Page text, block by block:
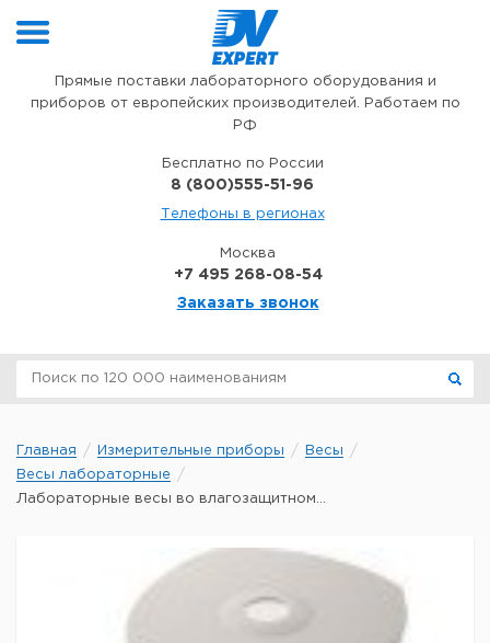
Прямые поставки лабораторного оборудования и
приборов от европейских производителей. Работаем по
РФ
Бесплатно по России
8 (800)555-51-96
Телефоны в регионах
Москва
+7 495 268-08-54
Заказать звонок
Главная Измерительные приборы
Весы
Весы лабораторные
Лабораторные весы во влагозащитном...